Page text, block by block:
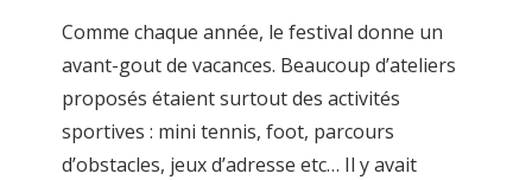
Comme chaque année, le festival donne un
avant-gout de vacances. Beaucoup d’ateliers
proposés étaient surtout des activités
sportives : mini tennis, foot, parcours
d’obstacles, jeux d’adresse etc… Il y avait